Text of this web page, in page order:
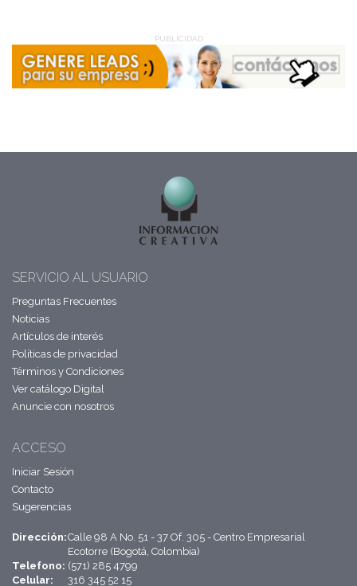
PUBLICIDAD
SERVICIO AL USUARIO
Preguntas Frecuentes
Noticias
Artículos de interés
Políticas de privacidad
Términos y Condiciones
Ver catálogo Digital
Anuncie con nosotros
ACCESO
Iniciar Sesión
Contacto
Sugerencias
Dirección:Calle 98 A No. 51 - 37 Of. 305 - Centro Empresarial
Ecotorre (Bogotá, Colombia)
Telefono: (571) 285 4799
Celular:
316 345 52 15